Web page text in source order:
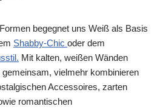
begegnet uns Weiß als Basis
Shabby-Chic oder dem
Mit kalten, weißen Wänden
vielmehr kombinieren
Accessoires, zarten
romantischen